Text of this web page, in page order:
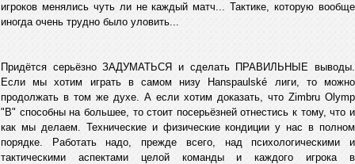
игроков менялись чуть ли не каждый матч... Тактике, которую вообще
иногда очень трудно было уловить...
Придётся серьёзно ЗАДУМАТЬСЯ и сделать ПРАВИЛЬНЫЕ выводы.
Если мы хотим играть в самом низу Hanspaulské лиги, то можно
продолжать в том же духе. А если хотим доказать, что Zimbru Olymp
"B" способны на большее, то стоит посерьёзней отнестись к тому, что и
как мы делаем. Технические и физические кондиции у нас в полном
порядке. Работать надо, прежде всего, над психологическими и
тактическими аспектами целой команды и каждого игрока в